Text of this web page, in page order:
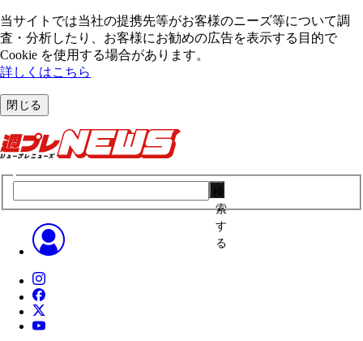
当サイトでは当社の提携先等がお客様のニーズ等について調
査・分析したり、お客様にお勧めの広告を表⽰する⽬的で
Cookie を使⽤する場合があります。
詳しくはこちら
閉じる
索
す
る